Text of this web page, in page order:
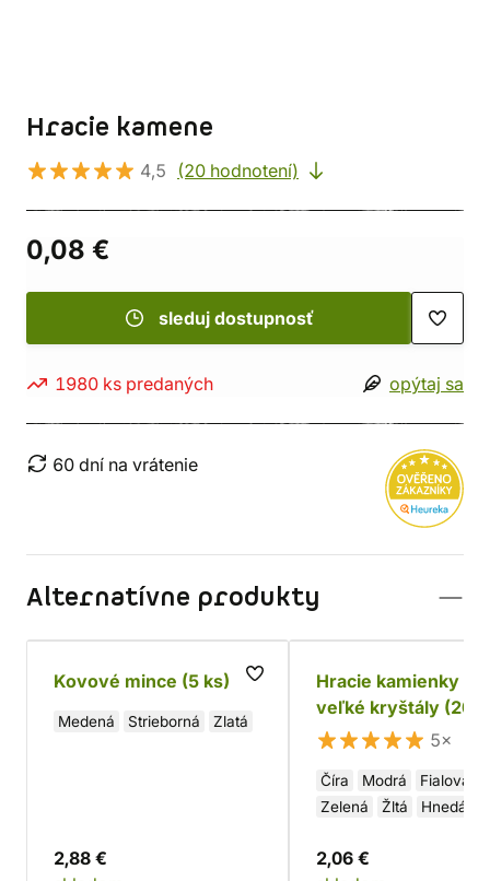
Hracie kamene
4,5 (20 hodnotení)
0,08 €
sleduj dostupnosť
1980 ks predaných opýtaj sa
60 dní na vrátenie
Alternatívne produkty
Kovové mince (5 ks)
Medená Strieborná Zlatá
2,88 €
Hracie kamienky -
veľké kryštály (20
5×
Číra Modrá
Fialová
Zelená
Žltá
Hnedá
Červená
2,06 €